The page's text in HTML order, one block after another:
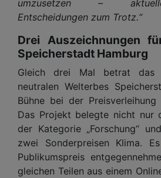
umzusetzen –
Entscheidungen zum Trotz.“
Drei Auszeichnungen
Speicherstadt Hamburg
Gleich drei Mal betrat das
neutralen Welterbes
Bühne bei der
Das Projekt belegte nicht nur
der Kategorie „Forschung“
zwei Sonderpreisen Klima.
Publikumspreis
gleichen Teilen aus einem